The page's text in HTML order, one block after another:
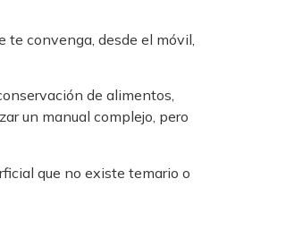
te convenga, desde el móvil,
de alimentos,
un manual complejo, pero
que no existe temario o